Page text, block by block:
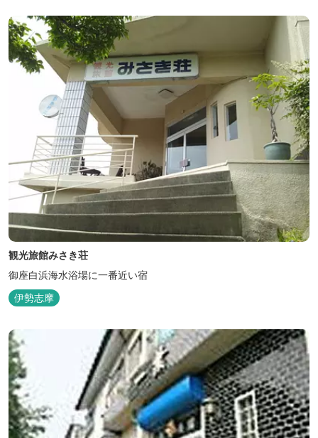
観光旅館みさき荘
御座白浜海水浴場に一番近い宿
伊勢志摩